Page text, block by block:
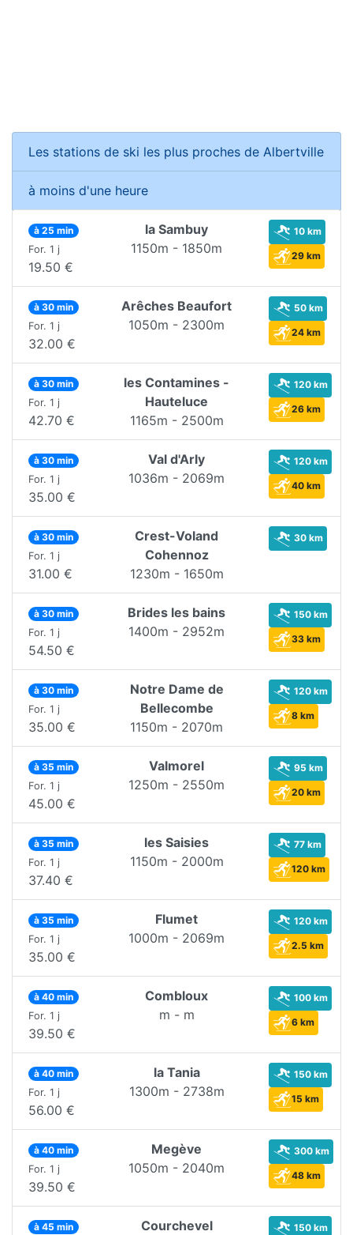
Les stations de ski les plus proches de Albertville
à moins d'une heure
à 25 min
For. 1 j
19.50 €
la Sambuy
1150m - 1850m
10 km
29 km
à 30 min
For. 1 j
32.00 €
Arêches Beaufort
1050m - 2300m
50 km
24 km
à 30 min
For. 1 j
42.70 €
les Contamines -
Hauteluce
1165m - 2500m
120 km
26 km
à 30 min
For. 1 j
35.00 €
Val d'Arly
1036m - 2069m
120 km
40 km
à 30 min
For. 1 j
31.00 €
Crest-Voland
Cohennoz
1230m - 1650m
30 km
à 30 min
For. 1 j
54.50 €
Brides les bains
1400m - 2952m
150 km
33 km
à 30 min
For. 1 j
35.00 €
Notre Dame de
Bellecombe
1150m - 2070m
120 km
8 km
à 35 min
For. 1 j
45.00 €
Valmorel
1250m - 2550m
95 km
20 km
à 35 min
For. 1 j
37.40 €
les Saisies
1150m - 2000m
77 km
120 km
à 35 min
For. 1 j
35.00 €
Flumet
1000m - 2069m
120 km
2.5 km
à 40 min
For. 1 j
39.50 €
Combloux
m - m
100 km
6 km
à 40 min
For. 1 j
56.00 €
la Tania
1300m - 2738m
150 km
15 km
à 40 min
For. 1 j
39.50 €
Megève
1050m - 2040m
300 km
48 km
à 45 min
Courchevel
150 km